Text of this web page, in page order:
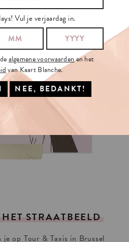
HET STRAATBEELD
op Tour & Taxis in Brussel
Vul je verjaardag in.
algemene voorwaardenen het
van Kaart Blanche.